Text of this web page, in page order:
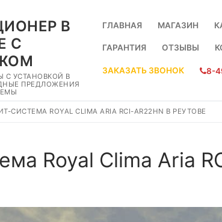
В
С
С УСТАНОВКОЙ В
ПРЕДЛОЖЕНИЯ
ГЛАВНАЯ МАГАЗИН
ГАРАНТИЯ ОТЗЫВЫ
ЗАКАЗАТЬ ЗВОНОК 8-
СИСТЕМА ROYAL CLIMA ARIA RCI-AR22HN В РЕУТОВЕ
Royal Clima Aria